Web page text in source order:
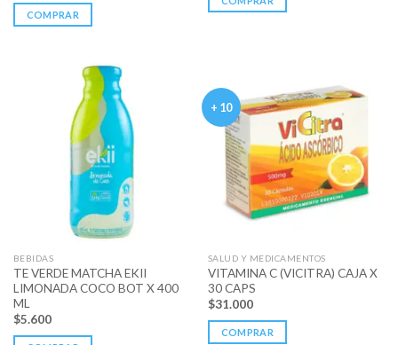
COMPRAR
BEBIDAS
TE VERDE MATCHA EKII
LIMONADA COCO BOT X 400
ML
$5.600
+ 10
SALUD Y MEDICAMENTOS
VITAMINA C (VICITRA) CAJA X
30 CAPS
$31.000
COMPRAR